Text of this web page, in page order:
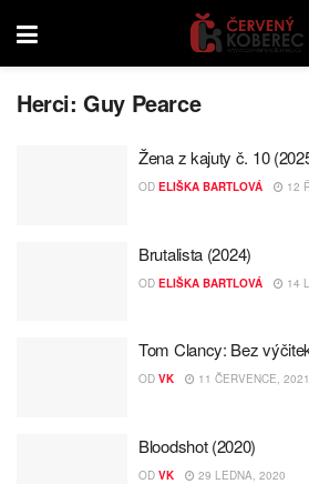
Herci:Guy Pearce
Žena z kajuty č. 10
OD ELIŠKA BARTLOVÁ 12
Brutalista (2024)
OD ELIŠKA BARTLOVÁ 14
Tom Clancy: Bez
OD VK 11 ČERVENCE, 2021
Bloodshot (2020)
OD VK 29 LEDNA, 2020